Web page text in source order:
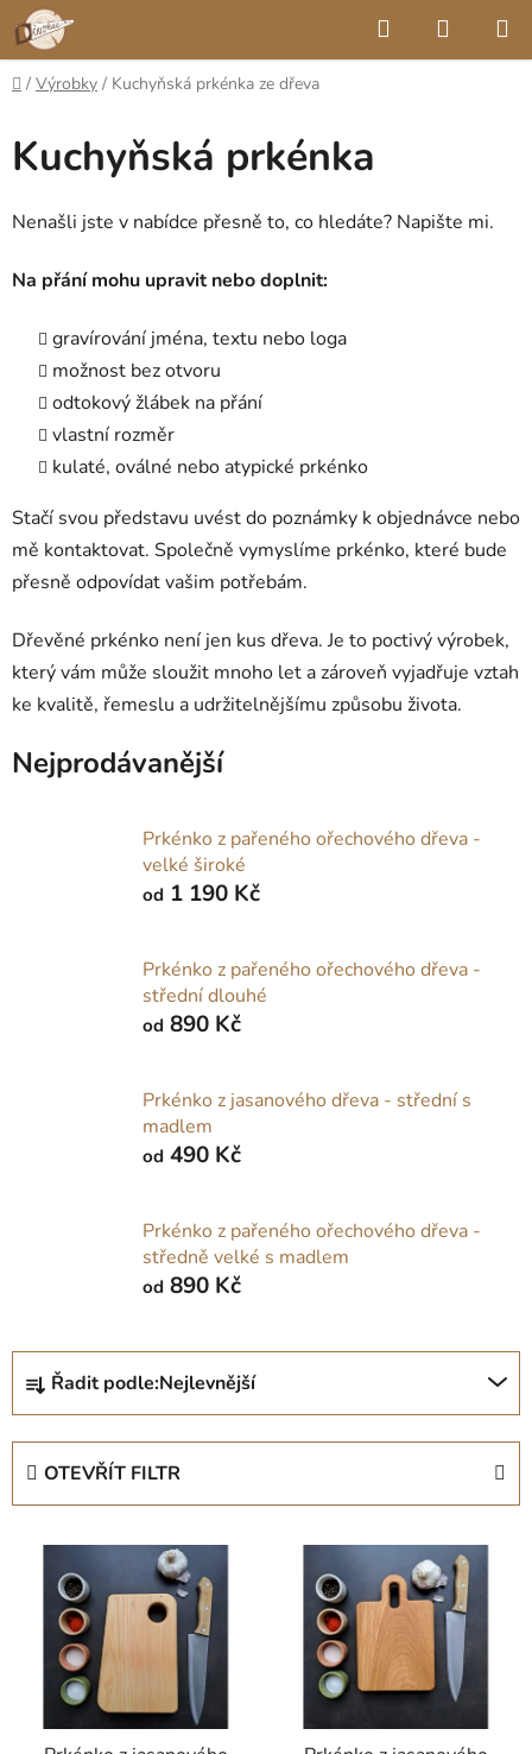
Přejít
na
obsah
Hledat
KOŠÍK
Domů
/ Výrobky / Kuchyňská prkénka ze dřeva
Kuchyňská prkénka
Nenašli jste v nabídce přesně to, co hledáte? Napište mi.
Na přání mohu upravit nebo doplnit:
gravírování jména, textu nebo loga
možnost bez otvoru
odtokový žlábek na přání
vlastní rozměr
kulaté, oválné nebo atypické prkénko
Stačí svou představu uvést do poznámky k objednávce nebo
mě kontaktovat. Společně vymyslíme prkénko, které bude
přesně odpovídat vašim potřebám.
Dřevěné prkénko není jen kus dřeva. Je to poctivý výrobek,
který vám může sloužit mnoho let a zároveň vyjadřuje vztah
ke kvalitě, řemeslu a udržitelnějšímu způsobu života.
Nejprodávanější
Prkénko z pařeného ořechového dřeva -
velké široké
od 1 190 Kč
Prkénko z pařeného ořechového dřeva -
střední dlouhé
od 890 Kč
Prkénko z jasanového dřeva - střední s
madlem
od 490 Kč
Prkénko z pařeného ořechového dřeva -
středně velké s madlem
od 890 Kč
Ř
z
Řadit podle:Nejlevnější
OTEVŘÍT FILTR